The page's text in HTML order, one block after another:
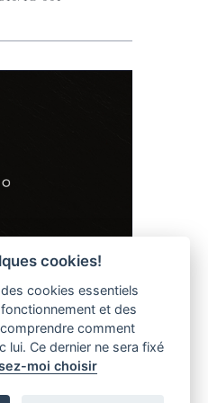
cookies!
cookies essentiels
et des
comment
lui. Ce dernier ne sera fixé
moi choisir